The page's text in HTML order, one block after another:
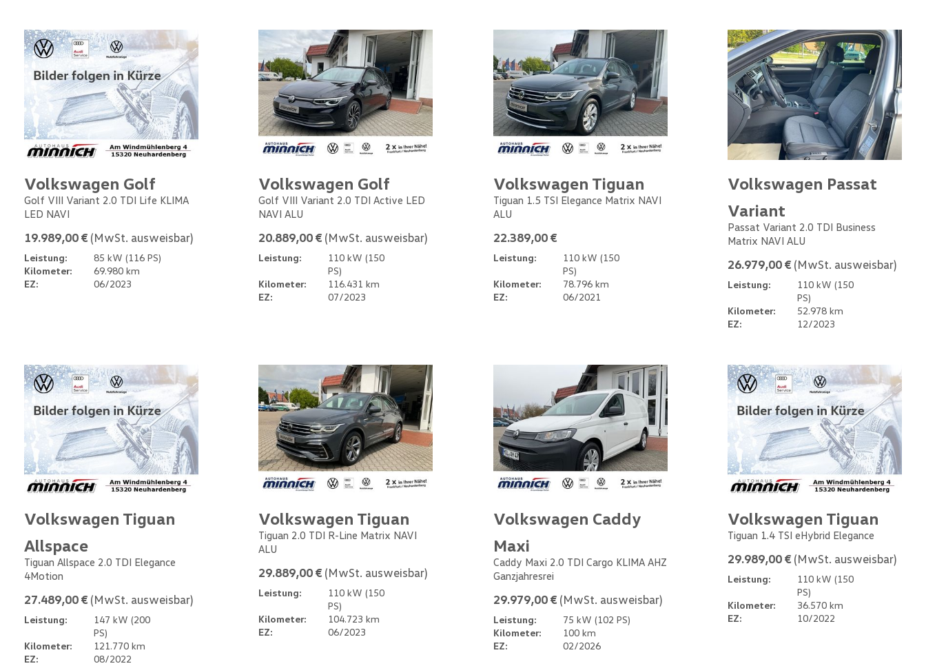
Volkswagen Golf
Golf VIII Variant 2.0 TDI Life KLIMA
LED NAVI
19.989,00 € (MwSt. ausweisbar)
Leistung:
85 kW (116 PS)
Kilometer:
69.980 km
EZ:
06/2023
Volkswagen Golf
Golf VIII Variant 2.0 TDI Active LED
NAVI ALU
20.889,00 € (MwSt. ausweisbar)
Leistung:
110 kW (150
PS)
Kilometer:
116.431 km
EZ:
07/2023
Volkswagen Tiguan
Tiguan 1.5 TSI Elegance Matrix NAVI
ALU
22.389,00 €
Leistung:
110 kW (150
PS)
Kilometer:
78.796 km
EZ:
06/2021
Volkswagen Passat
Variant
Passat Variant 2.0 TDI Business
Matrix NAVI ALU
26.979,00 € (MwSt. ausweisbar)
Leistung:
110 kW (150
PS)
Kilometer:
52.978 km
EZ:
12/2023
Volkswagen Tiguan
Allspace
Tiguan Allspace 2.0 TDI Elegance
4Motion
27.489,00 € (MwSt. ausweisbar)
Leistung:
147 kW (200
PS)
Kilometer:
121.770 km
EZ:
08/2022
Volkswagen Tiguan
Tiguan 2.0 TDI R-Line Matrix NAVI
ALU
29.889,00 € (MwSt. ausweisbar)
Leistung:
110 kW (150
PS)
Kilometer:
104.723 km
EZ:
06/2023
Volkswagen Caddy
Maxi
Caddy Maxi 2.0 TDI Cargo KLIMA AHZ
Ganzjahresrei
29.979,00 € (MwSt. ausweisbar)
Leistung:
75 kW (102 PS)
Kilometer:
100 km
EZ:
02/2026
Volkswagen Tiguan
Tiguan 1.4 TSI eHybrid Elegance
29.989,00 € (MwSt. ausweisbar)
Leistung:
110 kW (150
PS)
Kilometer:
36.570 km
EZ:
10/2022